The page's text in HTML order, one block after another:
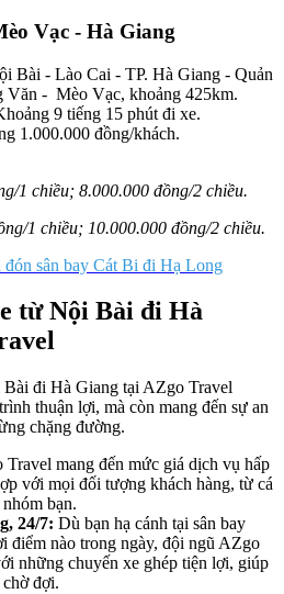
Vạc - Hà Giang
Bài - Lào Cai - TP. Hà Giang - Quản
- Mèo Vạc, khoảng 425km.
9 tiếng 15 phút đi xe.
1.000.000 đồng/khách.
1 chiều; 8.000.000 đồng/2 chiều.
1 chiều; 10.000.000 đồng/2 chiều.
đón sân bay Cát Bi đi Hạ Long
từ Nội Bài đi Hà
đi Hà Giang tại AZgo Travel
thuận lợi, mà còn mang đến sự an
chặng đường.
Travel mang đến mức giá dịch vụ hấp
với mọi đối tượng khách hàng, từ cá
bạn.
24/7: Dù bạn hạ cánh tại sân bay
điểm nào trong ngày, đội ngũ AZgo
những chuyến xe ghép tiện lợi, giúp
đợi.